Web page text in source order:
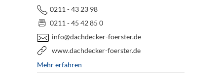
0211 - 43 23 98
0211 - 45 42 85 0
info@dachdecker-foerster.de
www.dachdecker-foerster.de
Mehr erfahren